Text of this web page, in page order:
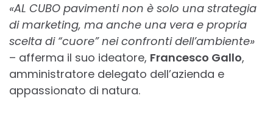
«AL CUBO pavimenti non è solo una strategia
di marketing, ma anche una vera e propria
scelta di “cuore” nei confronti dell’ambiente»
– afferma il suo ideatore, Francesco Gallo,
amministratore delegato dell’azienda e
appassionato di natura.